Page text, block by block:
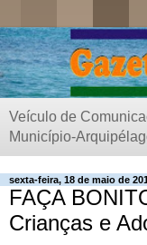
Veículo de
Município-
sexta-feira, 18 de maio de
FAÇA
Crianças e